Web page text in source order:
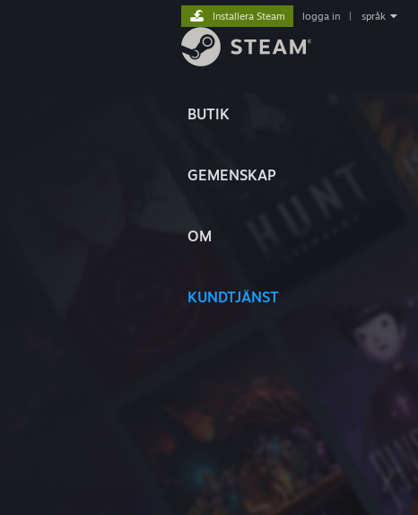
BUTIK
GEMENSKAP
OM
KUNDTJÄNST
Installera Steam logga in språk